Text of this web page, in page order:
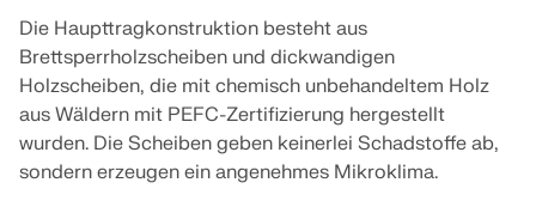
CBFEM gemäß EN 1993-1-8 und AISC 360, vollständig
integriert in RFEM 6 für schnellere und genauere
Arbeitsabläufe in der Tragwerksplanung.
MEHR ERFAHREN
Die Haupttragkonstruktion besteht aus
Brettsperrholzscheiben und dickwandigen
Holzscheiben, die mit chemisch unbehandeltem Holz
aus Wäldern mit PEFC-Zertifizierung hergestellt
wurden. Die Scheiben geben keinerlei Schadstoffe ab,
sondern erzeugen ein angenehmes Mikroklima.